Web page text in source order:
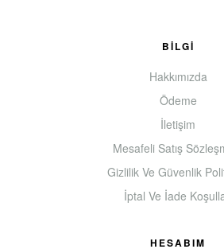
BILGI
Hakkımızda
Ödeme
İletişim
Mesafeli Satış
Gizlilik Ve Güvenlik
İptal Ve İade
HESABIM